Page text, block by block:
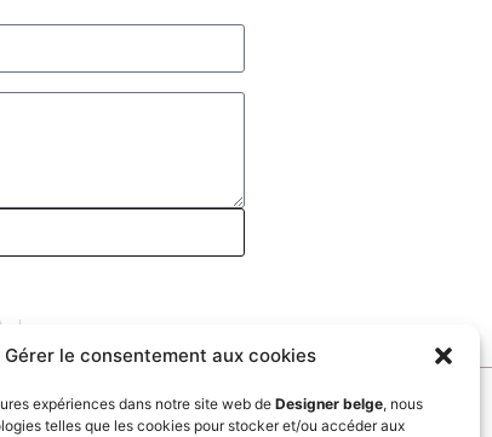
Gérer le consentement aux cookies
expériences dans notre site web de Designer belge, nous
telles que les cookies pour stocker et/ou accéder aux